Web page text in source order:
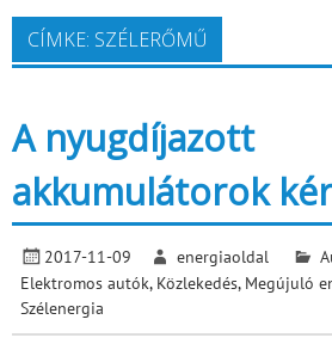
Minden, ami energia!
CÍMKE: SZÉLERŐMŰ
A nyugdíjazott
akkumulátorok
2017-11-09 energiaoldal
Elektromos autók, Közlekedés, Megújuló
Szélenergia